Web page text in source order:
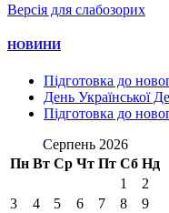
Версія для слабозорих
НОВИНИ
Підготовка до
День Української
Підготовка до
Серпень 2026
Пн Вт Ср Чт Пт Сб Нд
1
2
3
4 5 6 7 8
9